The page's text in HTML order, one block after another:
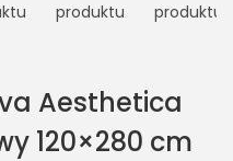
Aesthetica
120×280 cm